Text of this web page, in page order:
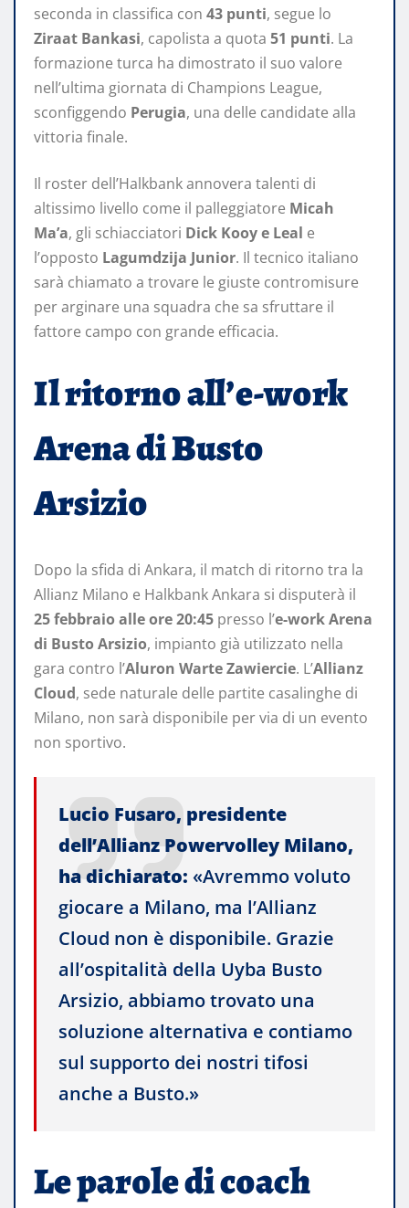
seconda in classifica con 43 punti, segue lo
Ziraat Bankasi, capolista a quota 51 punti. La
formazione turca ha dimostrato il suo valore
nell’ultima giornata di Champions League,
sconfiggendo Perugia, una delle candidate alla
vittoria finale.
Il roster dell’Halkbank annovera talenti di
altissimo livello come il palleggiatore Micah
Ma’a, gli schiacciatori Dick Kooy e Leal e
l’opposto Lagumdzija Junior. Il tecnico italiano
sarà chiamato a trovare le giuste contromisure
per arginare una squadra che sa sfruttare il
fattore campo con grande efficacia.
Il ritorno all’e-work
Arena di Busto
Arsizio
Dopo la sfida di Ankara, il match di ritorno tra la
Allianz Milano e Halkbank Ankara si disputerà il
25 febbraio alle ore 20:45 presso l’e-work Arena
di Busto Arsizio, impianto già utilizzato nella
gara contro l’Aluron Warte Zawiercie. L’Allianz
Cloud, sede naturale delle partite casalinghe di
Milano, non sarà disponibile per via di un evento
non sportivo.
Lucio Fusaro, presidente
dell’Allianz Powervolley Milano,
ha dichiarato: «Avremmo voluto
giocare a Milano, ma l’Allianz
Cloud non è disponibile. Grazie
all’ospitalità della Uyba Busto
Arsizio, abbiamo trovato una
soluzione alternativa e contiamo
sul supporto dei nostri tifosi
anche a Busto.»
Le parole di coach